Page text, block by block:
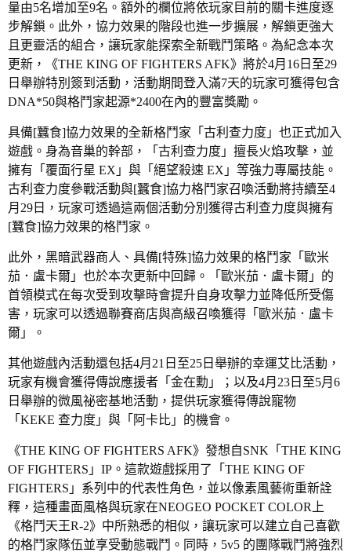
量由5名增加至9名。額外的欄位將依玩家目前的關卡進度逐
步解鎖。此外，協力效果的階段也進一步擴展，解鎖更強大
且更靈活的組合，讓玩家能探索全新戰鬥策略。為紀念本次
更新，《THE KING OF FIGHTERS AFK》將於4月16日至29
日舉辦特別簽到活動，活動期間登入滿7天的玩家可獲得包含
DNA*50與格鬥家起源*2400在內的豐富獎勵。
具備[蠶食]協力效果的全新格鬥家「古利查力度」也正式加入
遊戲。身為音巢的幹部，「古利查力度」擅長火焰攻擊，並
擁有「覆面行星 EX」與「絕望殺速 EX」等強力專屬技能。
古利查力度參戰活動與[蠶食]協力格鬥家召喚活動將持續至4
月29日，玩家可透過這兩個活動分別獲得古利查力度與擁有
[蠶食]協力效果的格鬥家。
此外，黑暗武器商人、具備[特殊]協力效果的格鬥家「歐米
茄．盧卡爾」也於本次更新中回歸。「歐米茄．盧卡爾」的
首領模式在每次受到攻擊時會提升自身攻擊力並降低所受傷
害，玩家可以透過聯賽商店與高級召喚獲得「歐米茄．盧卡
爾」。
其他遊戲內活動還包括4月21日至25日舉辦的幸運艾比活動，
玩家有機會獲得傳說應援者「金在勳」；以及4月23日至5月6
日舉辦的微風祕密基地活動，提供玩家獲得傳說寵物
「KEKE 查力度」與「阿卡比」的機會。
《THE KING OF FIGHTERS AFK》發想自SNK「THE KING
OF FIGHTERS」IP。這款遊戲採用了「THE KING OF
FIGHTERS」系列中的代表性角色，並以像素風藝術重新詮
釋，這種畫面風格與玩家在NEOGEO POCKET COLOR上
《格鬥天王R-2》中所熟悉的相似，讓玩家可以建立自己喜歡
的格鬥家隊伍並享受動態戰鬥。同時，5v5 的團隊戰鬥將強烈